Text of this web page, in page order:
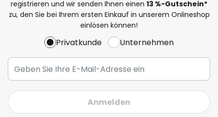
registrieren und wir senden Ihnen einen 13 %-Gutschein*
zu, den Sie bei Ihrem ersten Einkauf in unserem Onlineshop
einlösen können!
Privatkunde Unternehmen
Anmelden